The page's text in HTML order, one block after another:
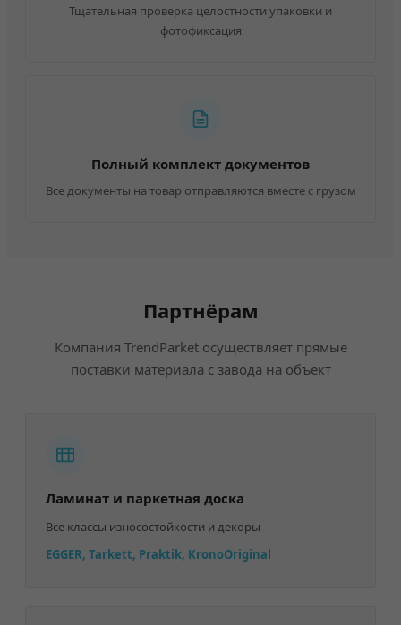
Тщательная проверка целостности упаковки и
фотофиксация
Полный комплект документов
Все документы на товар отправляются вместе с грузом
Партнёрам
Компания TrendParket осуществляет прямые
поставки материала с завода на объект
Ламинат и паркетная доска
Все классы износостойкости и декоры
EGGER, Tarkett, Praktik, KronoOriginal